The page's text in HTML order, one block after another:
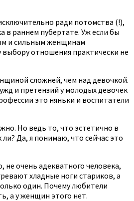
ради потомства (!),
в раннем пубертате. Уж если бы
и сильным женщинам
отношения практически не
сложней, чем над девочкой.
и претензий у молодых девочек
это няньки и воспитатели
Но ведь то, что эстетично в
Да, я понимаю, что сейчас это
не очень адекватного человека,
хладные ноги стариков, а
один. Почему любители
а у женщин этого нет.